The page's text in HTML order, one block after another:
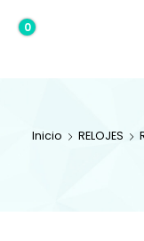
0,00€
0
Inicio RELOJES